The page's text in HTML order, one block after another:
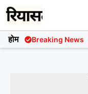
Skip
to
content
होम Breaking News